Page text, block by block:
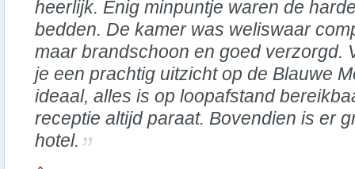
heerlijk. Enig minpuntje waren de
bedden. De kamer was weliswaar
maar brandschoon en goed verzorgd.
je een prachtig uitzicht op de Blauwe
ideaal, alles is op loopafstand
receptie altijd paraat. Bovendien is er
hotel.